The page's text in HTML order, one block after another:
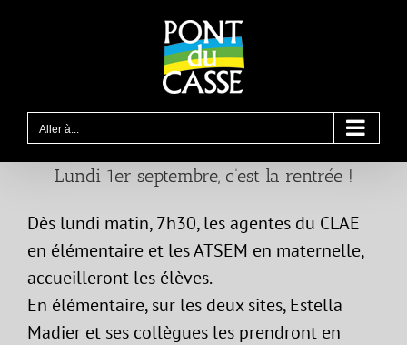
Aller à...
Lundi 1er septembre, c’est la rentrée !
Dès lundi matin, 7h30, les agentes du CLAE
en élémentaire et les ATSEM en maternelle,
accueilleront les élèves.
En élémentaire, sur les deux sites, Estella
Madier et ses collègues les prendront en